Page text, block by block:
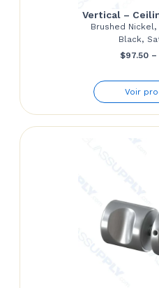
Vertical –
Brushed
Black,
$97.50 –
Voir